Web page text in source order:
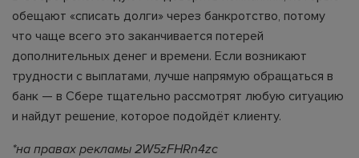
обещают «списать долги» через банкротство, потому
что чаще всего это заканчивается потерей
дополнительных денег и времени. Если возникают
трудности с выплатами, лучше напрямую обращаться в
банк — в Сбере тщательно рассмотрят любую ситуацию
и найдут решение, которое подойдёт клиенту.
*на правах рекламы 2W5zFHRn4zc